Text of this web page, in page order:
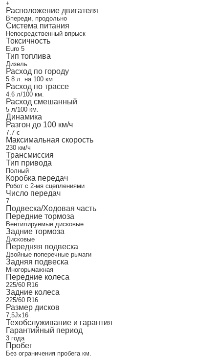
+
Расположение двигателя
Впереди, продольно
Система питания
Непосредственный впрыск
Токсичность
Euro 5
Тип топлива
Дизель
Расход по городу
5.8 л. на 100 км
Расход по трассе
4.6 л/100 км.
Расход смешанный
5 л/100 км.
Динамика
Разгон до 100 км/ч
7.7 с
Максимальная скорость
230 км/ч
Трансмиссия
Тип привода
Полный
Коробка передач
Робот с 2-мя сцеплениями
Число передач
7
Подвеска/Ходовая часть
Передние тормоза
Вентилируемые дисковые
Задние тормоза
Дисковые
Передняя подвеска
Двойные поперечные рычаги
Задняя подвеска
Многорычажная
Передние колеса
225/60 R16
Задние колеса
225/60 R16
Размер дисков
7,5Jx16
Техобслуживание и гарантия
Гарантийный период
3 года
Пробег
Без ограничения пробега км.